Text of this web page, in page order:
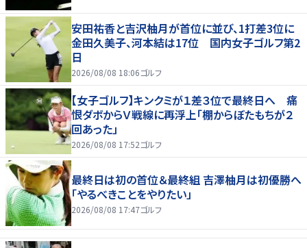
安田祐香と吉沢柚月が首位に並び、1打差3位に
金田久美子、河本結は17位 国内女子ゴルフ第2
日
2026/08/08 18:06ゴルフ
【女子ゴルフ】キンクミが１差３位で最終日へ 痛
恨ダボからＶ戦線に再浮上「棚からぼたもちが２
回あった」
2026/08/08 17:52ゴルフ
最終日は初の首位＆最終組 吉澤柚月は初優勝へ
「やるべきことをやりたい」
2026/08/08 17:47ゴルフ